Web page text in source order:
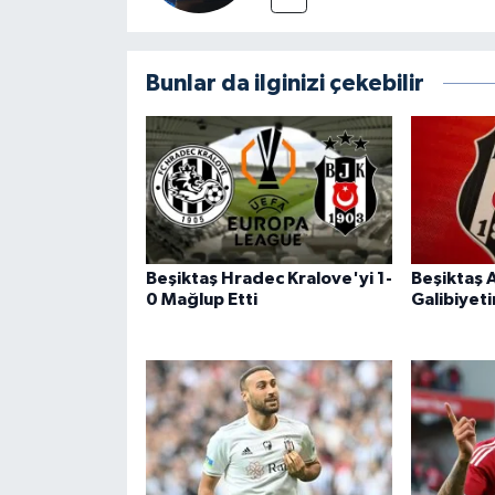
Bunlar da ilginizi çekebilir
Beşiktaş Hradec Kralove'yi 1-
0 Mağlup Etti
Beşiktaş